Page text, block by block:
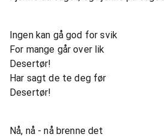
Ingen kan gå god for svik
For mange går over lik
Desertør!
Har sagt de te deg før
Desertør!
Nå, nå - nå brenne det